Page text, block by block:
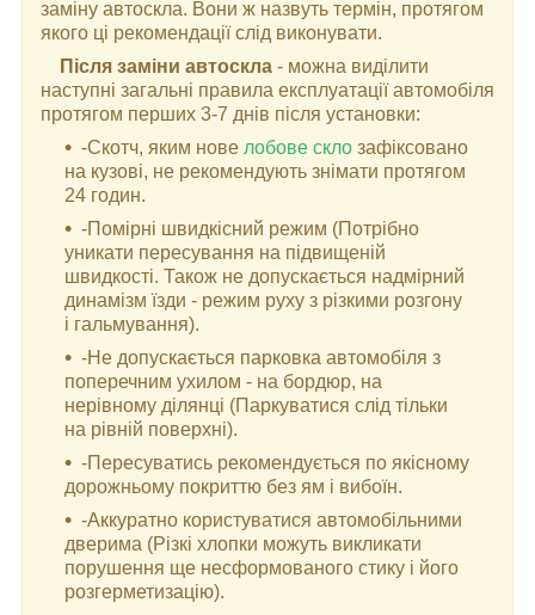
заміну автоскла. Вони ж назвуть термін, протягом
якого ці рекомендації слід виконувати.
Після заміни автоскла - можна виділити
наступні загальні правила експлуатації автомобіля
протягом перших 3-7 днів після установки:
-Скотч, яким нове лобове скло зафіксовано
на кузові, не рекомендують знімати протягом
24 годин.
-Помірні швидкісний режим (Потрібно
уникати пересування на підвищеній
швидкості. Також не допускається надмірний
динамізм їзди - режим руху з різкими розгону
і гальмування).
-Не допускається парковка автомобіля з
поперечним ухилом - на бордюр, на
нерівному ділянці (Паркуватися слід тільки
на рівній поверхні).
-Пересуватись рекомендується по якісному
дорожньому покриттю без ям і вибоїн.
-Аккуратно користуватися автомобільними
дверима (Різкі хлопки можуть викликати
порушення ще несформованого стику і його
розгерметизацію).